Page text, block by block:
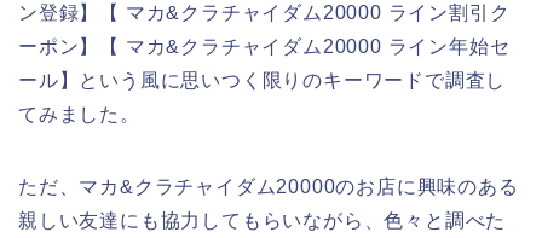
ン登録】【 マカ&クラチャイダム20000 ライン割引ク
ーポン】【 マカ&クラチャイダム20000 ライン年始セ
ール】という風に思いつく限りのキーワードで調査し
てみました。
ただ、マカ&クラチャイダム20000のお店に興味のある
親しい友達にも協力してもらいながら、色々と調べた